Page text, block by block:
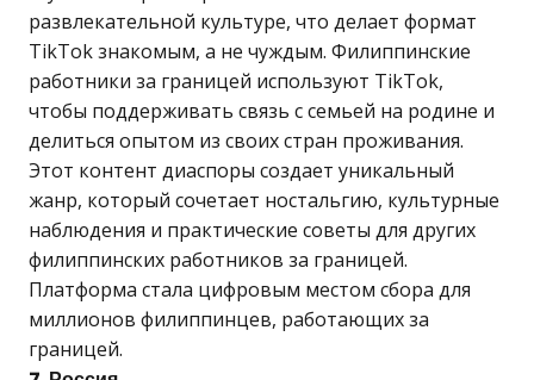
развлекательной культуре, что делает формат
TikTok знакомым, а не чуждым. Филиппинские
работники за границей используют TikTok,
чтобы поддерживать связь с семьей на родине и
делиться опытом из своих стран проживания.
Этот контент диаспоры создает уникальный
жанр, который сочетает ностальгию, культурные
наблюдения и практические советы для других
филиппинских работников за границей.
Платформа стала цифровым местом сбора для
миллионов филиппинцев, работающих за
границей.